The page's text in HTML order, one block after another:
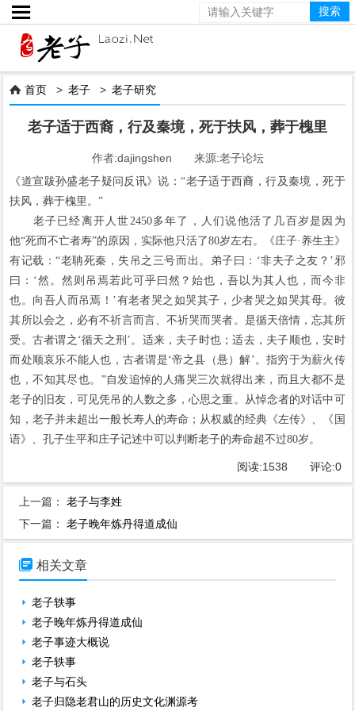

 首页 >老子 >老子研究
老子适于西裔，行及秦境，死于扶风，葬于槐里
作者:dajingshen 来源:老子论坛
《道宣跋孙盛老子疑问反讯》说：“老子适于西裔，行及秦境，死于
扶风，葬于槐里。”
老子已经离开人世2450多年了，人们说他活了几百岁是因为
他“死而不亡者寿”的原因，实际他只活了80岁左右。《庄子·养生主》
有记载：“老聃死秦，失吊之三号而出。弟子曰：‘非夫子之友？’邪
曰：‘然。然则吊焉若此可乎曰然？始也，吾以为其人也，而今非
也。向吾人而吊焉！’有老者哭之如哭其子，少者哭之如哭其母。彼
其所以会之，必有不祈言而言、不祈哭而哭者。是循天倍情，忘其所
受。古者谓之‘循天之刑’。适来，夫子时也；适去，夫子顺也，安时
而处顺哀乐不能人也，古者谓是‘帝之县（悬）解’。指穷于为薪火传
也，不知其尽也。”自发追悼的人痛哭三次就得出来，而且大都不是
老子的旧友，可见凭吊的人数之多，心思之重。从悼念者的对话中可
知，老子并未超出一般长寿人的寿命；从权威的经典《左传》、《国
语》、孔子生平和庄子记述中可以判断老子的寿命超不过80岁。
阅读:1538 评论:0
上一篇：老子与李姓
下一篇：老子晚年炼丹得道成仙
 相关文章
老子轶事
老子晚年炼丹得道成仙
老子事迹大概说
老子轶事
老子与石头
老子归隐老君山的历史文化渊源考